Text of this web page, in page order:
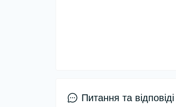
Питання та відповіді